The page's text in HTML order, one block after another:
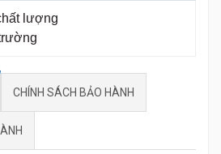
lượng
CHÍNH SÁCH BẢO HÀNH